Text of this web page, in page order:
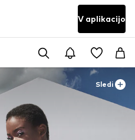
V aplikacijo
Sledi